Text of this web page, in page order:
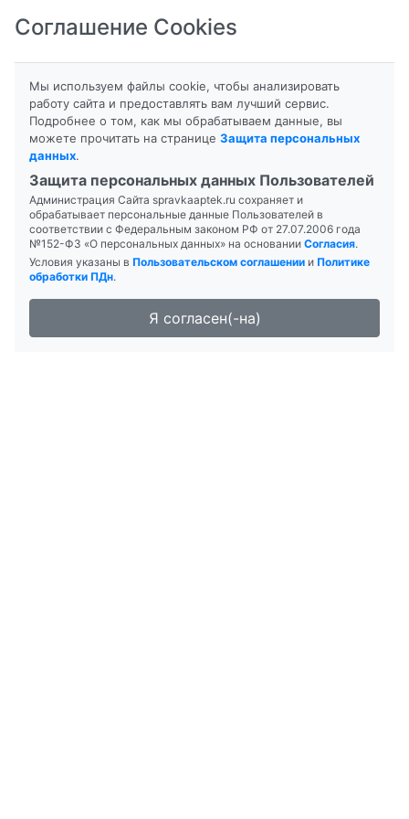
8-800-201-50-81 |8 (4712) 58-80-80
Соглашение Cookies
Мы используем файлы cookie, чтобы анализировать
работу сайта и предоставлять вам лучший сервис.
Подробнее о том, как мы обрабатываем данные, вы
можете прочитать на странице Защита персональных
данных.
Защита персональных данных Пользователей
Администрация Сайта spravkaaptek.ru сохраняет и
обрабатывает персональные данные Пользователей в
соответствии с Федеральным законом РФ от 27.07.2006 года
№152-ФЗ «О персональных данных» на основании Согласия.
Условия указаны в Пользовательском соглашении и Политике
обработки ПДн.
Я согласен(-на)
Главная Поиск лекарств Аптека "М+"